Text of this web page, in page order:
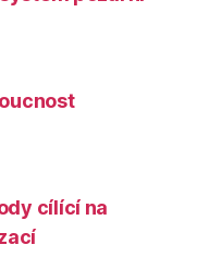
cílící na